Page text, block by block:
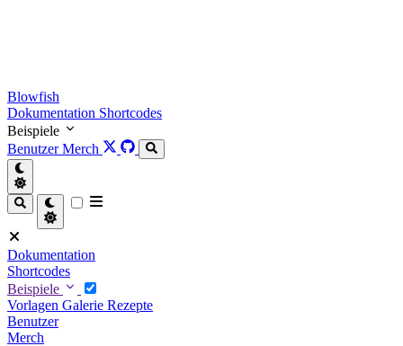
Blowfish
Dokumentation Shortcodes
Beispiele
BenutzerMerch
Dokumentation
Shortcodes
Beispiele
Vorlagen Galerie Rezepte
Benutzer
Merch